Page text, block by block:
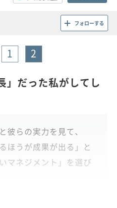
フォローする
1 2
」だった私がしてし
らの実力を見て、
ほうが成果が出る」と
マネジメント」を選び